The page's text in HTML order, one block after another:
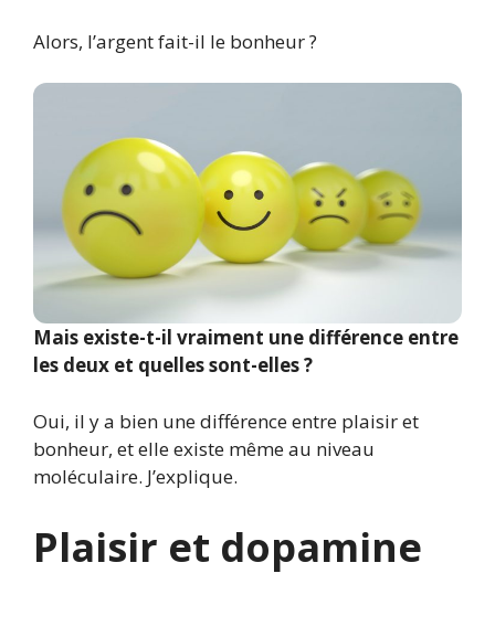
Alors, l’argent fait-il le bonheur ?
Mais existe-t-il vraiment une différence entre
les deux et quelles sont-elles ?
Oui, il y a bien une différence entre plaisir et
bonheur, et elle existe même au niveau
moléculaire. J’explique.
Plaisir et dopamine